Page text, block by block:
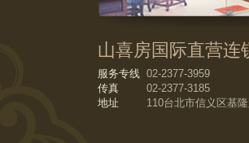
山喜房国际直营连
服务专线 02-2377-3959
传真
02-2377-3185
地址
110台北市信义区基